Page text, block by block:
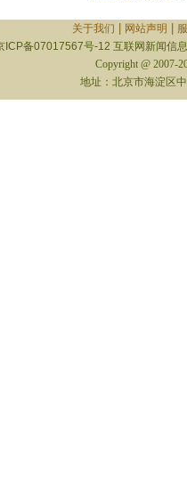
关于我们 网站声明
ICP备07017567号-12 互联网新闻信
Copyright @ 2007-
地址：北京市海淀区